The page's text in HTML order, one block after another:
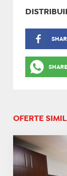
OFERTE